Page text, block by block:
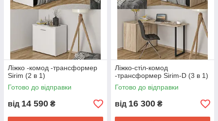
Ліжко -комод -трансформер
Sirim (2 в 1)
Готово до відправки
від 14 590 ₴
Ліжко-стіл-комод
-трансформер Sirim-D (3 в 1)
Готово до відправки
від 16 300 ₴